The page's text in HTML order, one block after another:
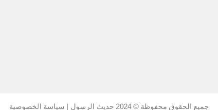
جميع الحقوق محفوظة © 2024 حديث الرسول | سياسة الخصوصية